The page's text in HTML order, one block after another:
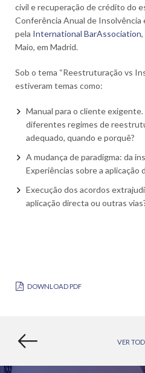
civil e recuperação de crédito do
Conferência Anual de Insolvência
pela International BarAssociation
Maio, em Madrid.
Sob o tema “Reestruturação vs
estiveram temas como:
Manual para o cliente
diferentes regimes de
adequado, quando e porquê?
A mudança de paradigma: da
Experiências sobre a aplicação
Execução dos acordos
aplicação directa ou outras
DOWNLOAD PDF
VER